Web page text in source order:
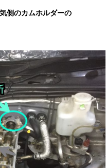
側のカムホルダーの